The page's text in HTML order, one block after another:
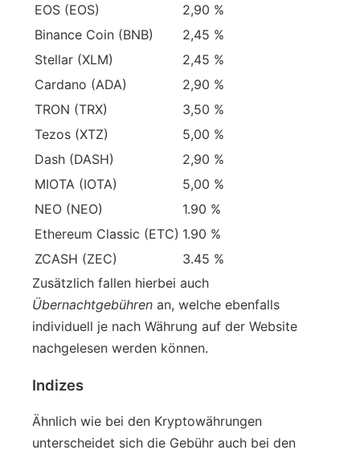
EOS (EOS)
2,90 %
Binance Coin (BNB)
2,45 %
Stellar (XLM)
2,45 %
Cardano (ADA)
2,90 %
TRON (TRX)
3,50 %
Tezos (XTZ)
5,00 %
Dash (DASH)
2,90 %
MIOTA (IOTA)
5,00 %
NEO (NEO)
1.90 %
Ethereum Classic (ETC) 1.90 %
ZCASH (ZEC)
3.45 %
Zusätzlich fallen hierbei auch
Übernachtgebühren an, welche ebenfalls
individuell je nach Währung auf der Website
nachgelesen werden können.
Indizes
Ähnlich wie bei den Kryptowährungen
unterscheidet sich die Gebühr auch bei den